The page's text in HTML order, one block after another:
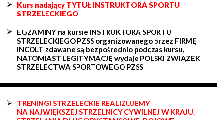
Kurs nadający TYTUŁ INSTRUKTORA SPORTU
STRZELECKIEGO
EGZAMINY na kursie INSTRUKTORA SPORTU
STRZELECKIEGO PZSS organizowanego przez FIRMĘ
INCOLT zdawane są bezpośrednio podczas kursu,
NATOMIAST LEGITYMACJĘ wydaje POLSKI ZWIĄZEK
STRZELECTWA SPORTOWEGO PZSS
TRENINGI STRZELECKIE REALIZUJEMY
NA NAJWIĘKSZEJ STRZELNICY CYWILNEJ W KRAJU.